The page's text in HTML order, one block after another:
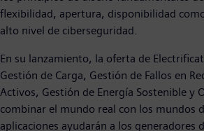
flexibilidad, apertura, disponibilidad
alto nivel de ciberseguridad.
En su lanzamiento, la oferta de
Gestión de Carga, Gestión de Fallos en
Activos, Gestión de Energía Sostenible y
combinar el mundo real con los mundos
aplicaciones ayudarán a los generadores